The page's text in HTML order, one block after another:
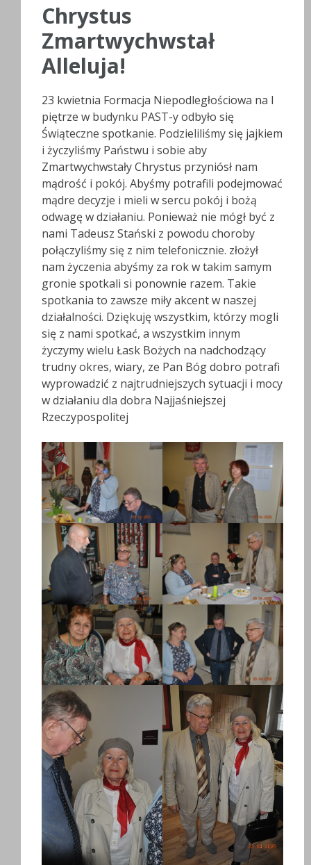
Chrystus
Zmartwychwstał
Alleluja!
23 kwietnia Formacja Niepodległościowa na I
piętrze w budynku PAST-y odbyło się
Świąteczne spotkanie. Podzieliliśmy się jajkiem
i życzyliśmy Państwu i sobie aby
Zmartwychwstały Chrystus przyniósł nam
mądrość i pokój. Abyśmy potrafili podejmować
mądre decyzje i mieli w sercu pokój i bożą
odwagę w działaniu. Ponieważ nie mógł być z
nami Tadeusz Stański z powodu choroby
połączyliśmy się z nim telefonicznie. złożył
nam życzenia abyśmy za rok w takim samym
gronie spotkali si ponownie razem. Takie
spotkania to zawsze miły akcent w naszej
działalności. Dziękuję wszystkim, którzy mogli
się z nami spotkać, a wszystkim innym
życzymy wielu Łask Bożych na nadchodzący
trudny okres, wiary, ze Pan Bóg dobro potrafi
wyprowadzić z najtrudniejszych sytuacji i mocy
w działaniu dla dobra Najjaśniejszej
Rzeczypospolitej